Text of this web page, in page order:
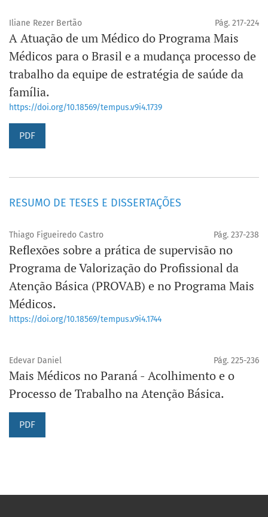
Iliane Rezer Bertão Pág. 217-224
A Atuação de um Médico do Programa Mais
Médicos para o Brasil e a mudança processo de
trabalho da equipe de estratégia de saúde da
família.
https://doi.org/10.18569/tempus.v9i4.1739
PDF
RESUMO DE TESES E DISSERTAÇÕES
Thiago Figueiredo Castro Pág. 237-238
Reflexões sobre a prática de supervisão no
Programa de Valorização do Profissional da
Atenção Básica (PROVAB) e no Programa Mais
Médicos.
https://doi.org/10.18569/tempus.v9i4.1744
Edevar Daniel Pág. 225-236
Mais Médicos no Paraná - Acolhimento e o
Processo de Trabalho na Atenção Básica.
PDF